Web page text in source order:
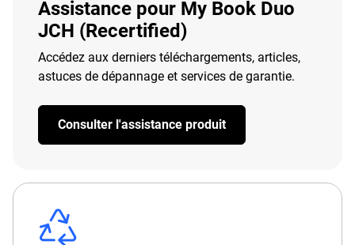
Assistance pour My Book Duo
JCH (Recertified)
Accédez aux derniers téléchargements, articles,
astuces de dépannage et services de garantie.
Consulter l'assistance produit